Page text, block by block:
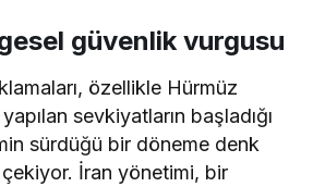
güvenlik vurgusu
özellikle Hürmüz
sevkiyatların başladığı
sürdüğü bir döneme denk
İran yönetimi, bir